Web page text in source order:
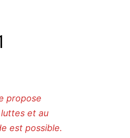
propose
et au
est possible.